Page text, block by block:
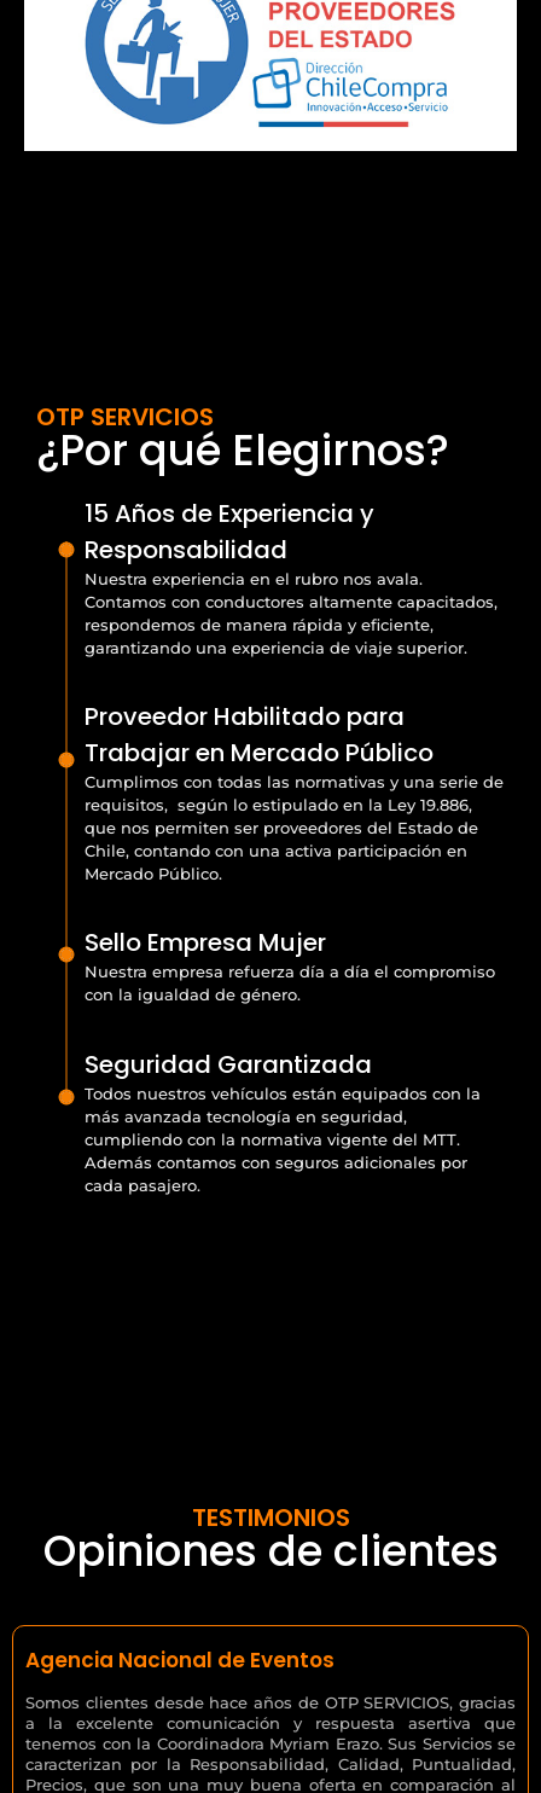
OTP SERVICIOS
¿Por qué Elegirnos?
15 Años de Experiencia y
Responsabilidad
Nuestra experiencia en el rubro nos avala.
Contamos con conductores altamente capacitados,
respondemos de manera rápida y eficiente,
garantizando una experiencia de viaje superior.
Proveedor Habilitado para
Trabajar en Mercado Público
Cumplimos con todas las normativas y una serie de
requisitos, según lo estipulado en la Ley 19.886,
que nos permiten ser proveedores del Estado de
Chile, contando con una activa participación en
Mercado Público.
Sello Empresa Mujer
Nuestra empresa refuerza día a día el compromiso
con la igualdad de género.
Seguridad Garantizada
Todos nuestros vehículos están equipados con la
más avanzada tecnología en seguridad,
cumpliendo con la normativa vigente del MTT.
Además contamos con seguros adicionales por
cada pasajero.
TESTIMONIOS
Opiniones de clientes
Agencia Nacional de Eventos
Somos clientes desde hace años de OTP SERVICIOS, gracias
a la excelente comunicación y respuesta asertiva que
tenemos con la Coordinadora Myriam Erazo. Sus Servicios se
caracterizan por la Responsabilidad, Calidad, Puntualidad,
Precios, que son una muy buena oferta en comparación al